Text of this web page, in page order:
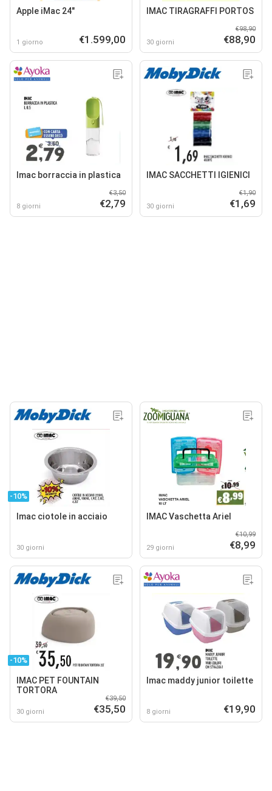
Apple iMac 24"
1 giorno €1.599,00
IMAC TIRAGRAFFI PORTOS
30 giorni
€98,90
€88,90
Imac borraccia in plastica
8 giorni
€3,50
€2,79
IMAC SACCHETTI IGIENICI
30 giorni
€1,90
€1,69
-10%
Imac ciotole in acciaio
30 giorni
IMAC Vaschetta Ariel
29 giorni
€10,99
€8,99
-10%
IMAC PET FOUNTAIN
TORTORA
30 giorni
€39,50
€35,50
Imac maddy junior toilette
8 giorni €19,90